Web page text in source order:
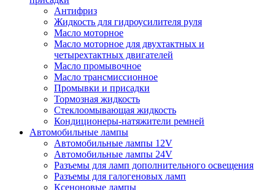
Антифриз
Жидкость для гидроусилителя руля
Масло моторное
Масло моторное для двухтактных и
четырехтактных двигателей
Масло промывочное
Масло трансмиссионное
Промывки и присадки
Тормозная жидкость
Стеклоомывающая жидкость
Кондиционеры-натяжители ремней
Автомобильные лампы
Автомобильные лампы 12V
Автомобильные лампы 24V
Разъемы для ламп дополнительного освещения
Разъемы для галогеновых ламп
Ксеноновые лампы